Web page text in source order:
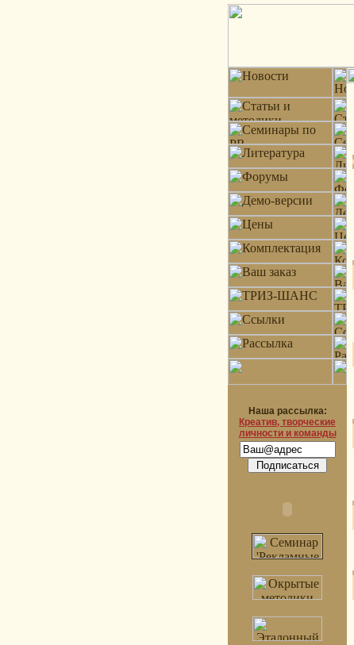
Наша рассылка:
Креатив, творческие
личности и команды